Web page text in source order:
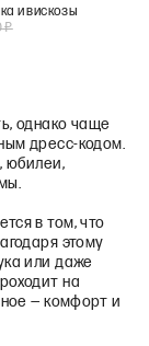
и вискозы
₽
однако чаще
дресс-кодом.
юбилеи,
в том, что
этому
или даже
на
— комфорт и